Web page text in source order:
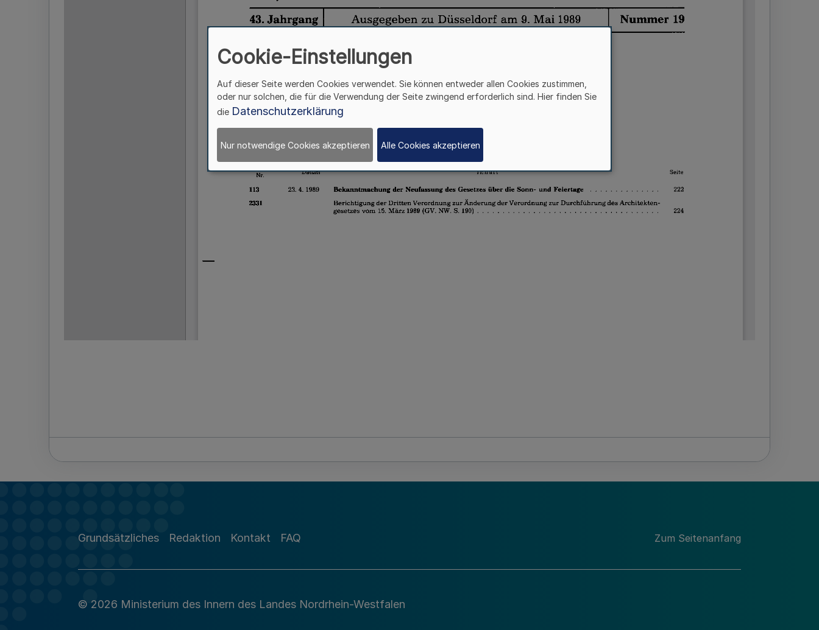
Grundsätzliches Redaktion Kontakt FAQ Zum Seitenanfang
© 2026 Ministerium des Innern des Landes Nordrhein-Westfalen
Cookie-Einstellungen
Auf dieser Seite werden Cookies verwendet. Sie können entweder allen Cookies zustimmen,
oder nur solchen, die für die Verwendung der Seite zwingend erforderlich sind. Hier finden Sie
die Datenschutzerklärung
Nur notwendige Cookies akzeptieren Alle Cookies akzeptieren